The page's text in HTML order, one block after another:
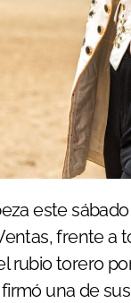
este
frente a
rubio torero
una de